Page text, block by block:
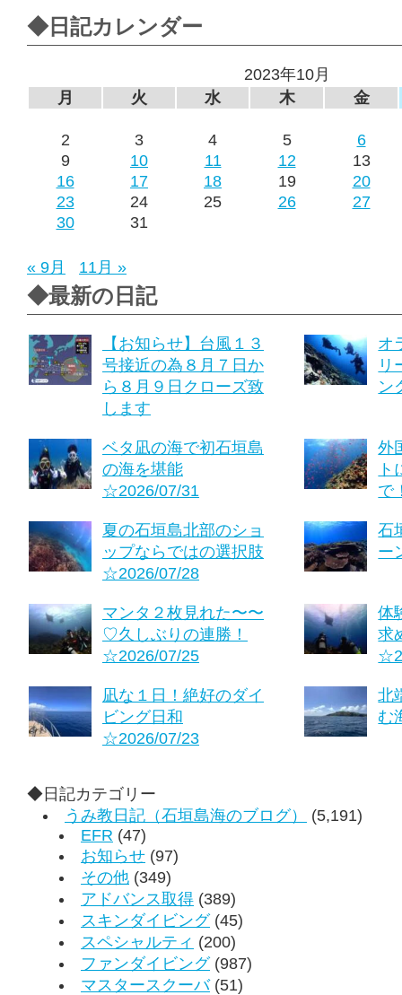
◆日記カレンダー
2023年10月
月
火 水 木 金
2 3 4 5
6
9
10 11 12
13
16
17 18 19
20
23
24 25 26
27
30
31
« 9月 11月 »
◆最新の日記
【お知らせ】台風１３
号接近の為８月７日か
ら８月９日クローズ致
します
オ
リ
ン
ベタ凪の海で初石垣島
の海を堪能
☆2026/07/31
外
ト
で
夏の石垣島北部のショ
ップならではの選択肢
☆2026/07/28
石
ー
マンタ２枚見れた〜〜
♡久しぶりの連勝！
☆2026/07/25
体
求
凪な１日！絶好のダイ
ビング日和
☆2026/07/23
北
む
◆日記カテゴリー
うみ教日記（石垣島海のブログ）
(5,191)
EFR (47)
お知らせ (97)
その他 (349)
アドバンス取得 (389)
スキンダイビング(45)
スペシャルティ (200)
ファンダイビング(987)
マスタースクーバ(51)